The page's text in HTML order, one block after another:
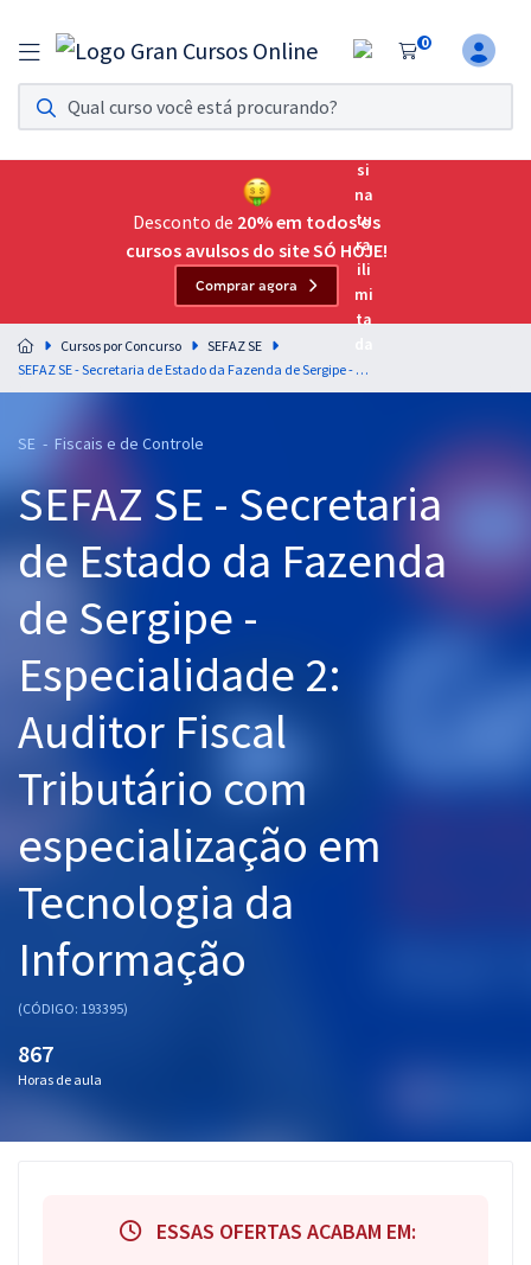
0
Assinatura Ilimitada 11
Acesso a todos os cursos. Teste grátis por 7 dias!
Assinatura OAB Até Passar
Acesso ilimitado a toda preparação para o Exame da
Residências Multiprofissionais
Preparação completa e intensiva para as principais
residências em saúde do Brasil
Cursos 20% OFF
Pós
Graduação
OAB
Mentorias
Questões grátis
Aprovados
Desconto de 20% em todos os
cursos avulsos do site SÓ HOJE!
Comprar agora
Cursos por Concurso
SEFAZ SE
SEFAZ SE - Secretaria de Estado da Fazenda de Sergipe - Especialidade 2: Auditor Fiscal Tributário com especialização em Tecnologia da Informação
SE - Fiscais e de Controle
SEFAZ SE - Secretaria
de Estado da Fazenda
de Sergipe -
Especialidade 2:
Auditor Fiscal
Tributário com
especialização em
Tecnologia da
Informação
(CÓDIGO: 193395)
867
Horas de aula
ESSAS OFERTAS ACABAM EM: